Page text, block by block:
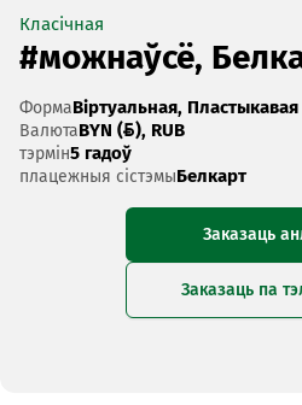
Класічная
#можнаўсё,
Віртуальная, Пластыкавая
Форма
BYN (), RUB
Валюта
5 гадоў
тэрмін
Белкарт
плацежныя сістэмы
Заказаць
Заказаць па